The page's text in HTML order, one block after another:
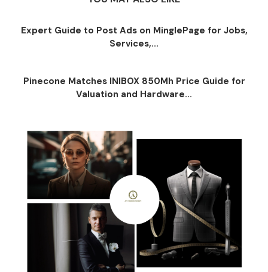
Expert Guide to Post Ads on MinglePage for Jobs,
Services,...
Pinecone Matches INIBOX 850Mh Price Guide for
Valuation and Hardware...